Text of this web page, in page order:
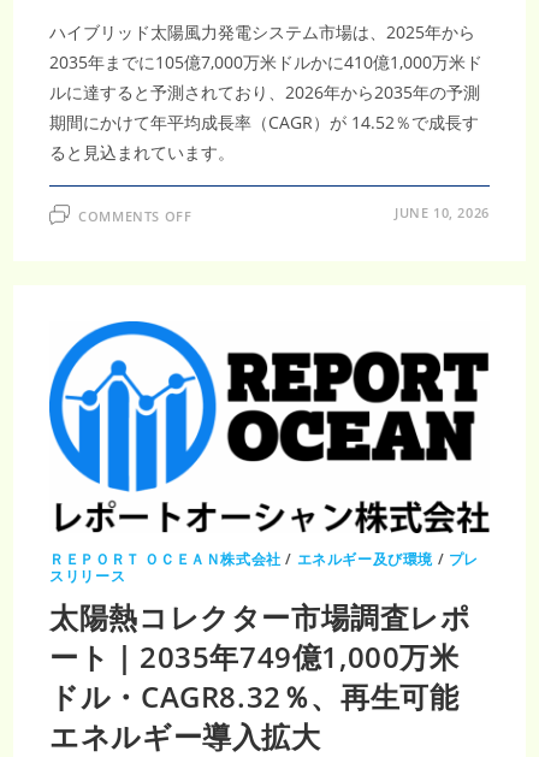
が
市
場
拡
大
を
牽
引
ハイブリッド太陽風力発電システム市場は、2025年から
2035年までに105億7,000万米ドルかに410億1,000万米ド
ルに達すると予測されており、2026年から2035年の予測
期間にかけて年平均成長率（CAGR）が 14.52％で成長す
ると見込まれています。
COMMENTS OFFON
風
力
発
電
シ
ス
テ
ム
調
査
レ
ポ
ー
2035
年
410
億
1,000
米
ド
ル・
CAGR14.52％
JUNE 10, 2026
ＲＥＰＯＲＴ ＯＣＥＡＮ株式会社 / エネルギー及び環境 / プレ
スリリース
太陽熱コレクター市場調査レポ
ート｜2035年749億1,000万米
ドル・CAGR8.32％、再生可能
エネルギー導入拡大